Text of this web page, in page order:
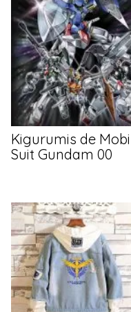
Kigurumis de
Suit Gundam 00